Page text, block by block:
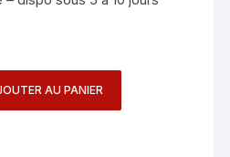
AU PANIER